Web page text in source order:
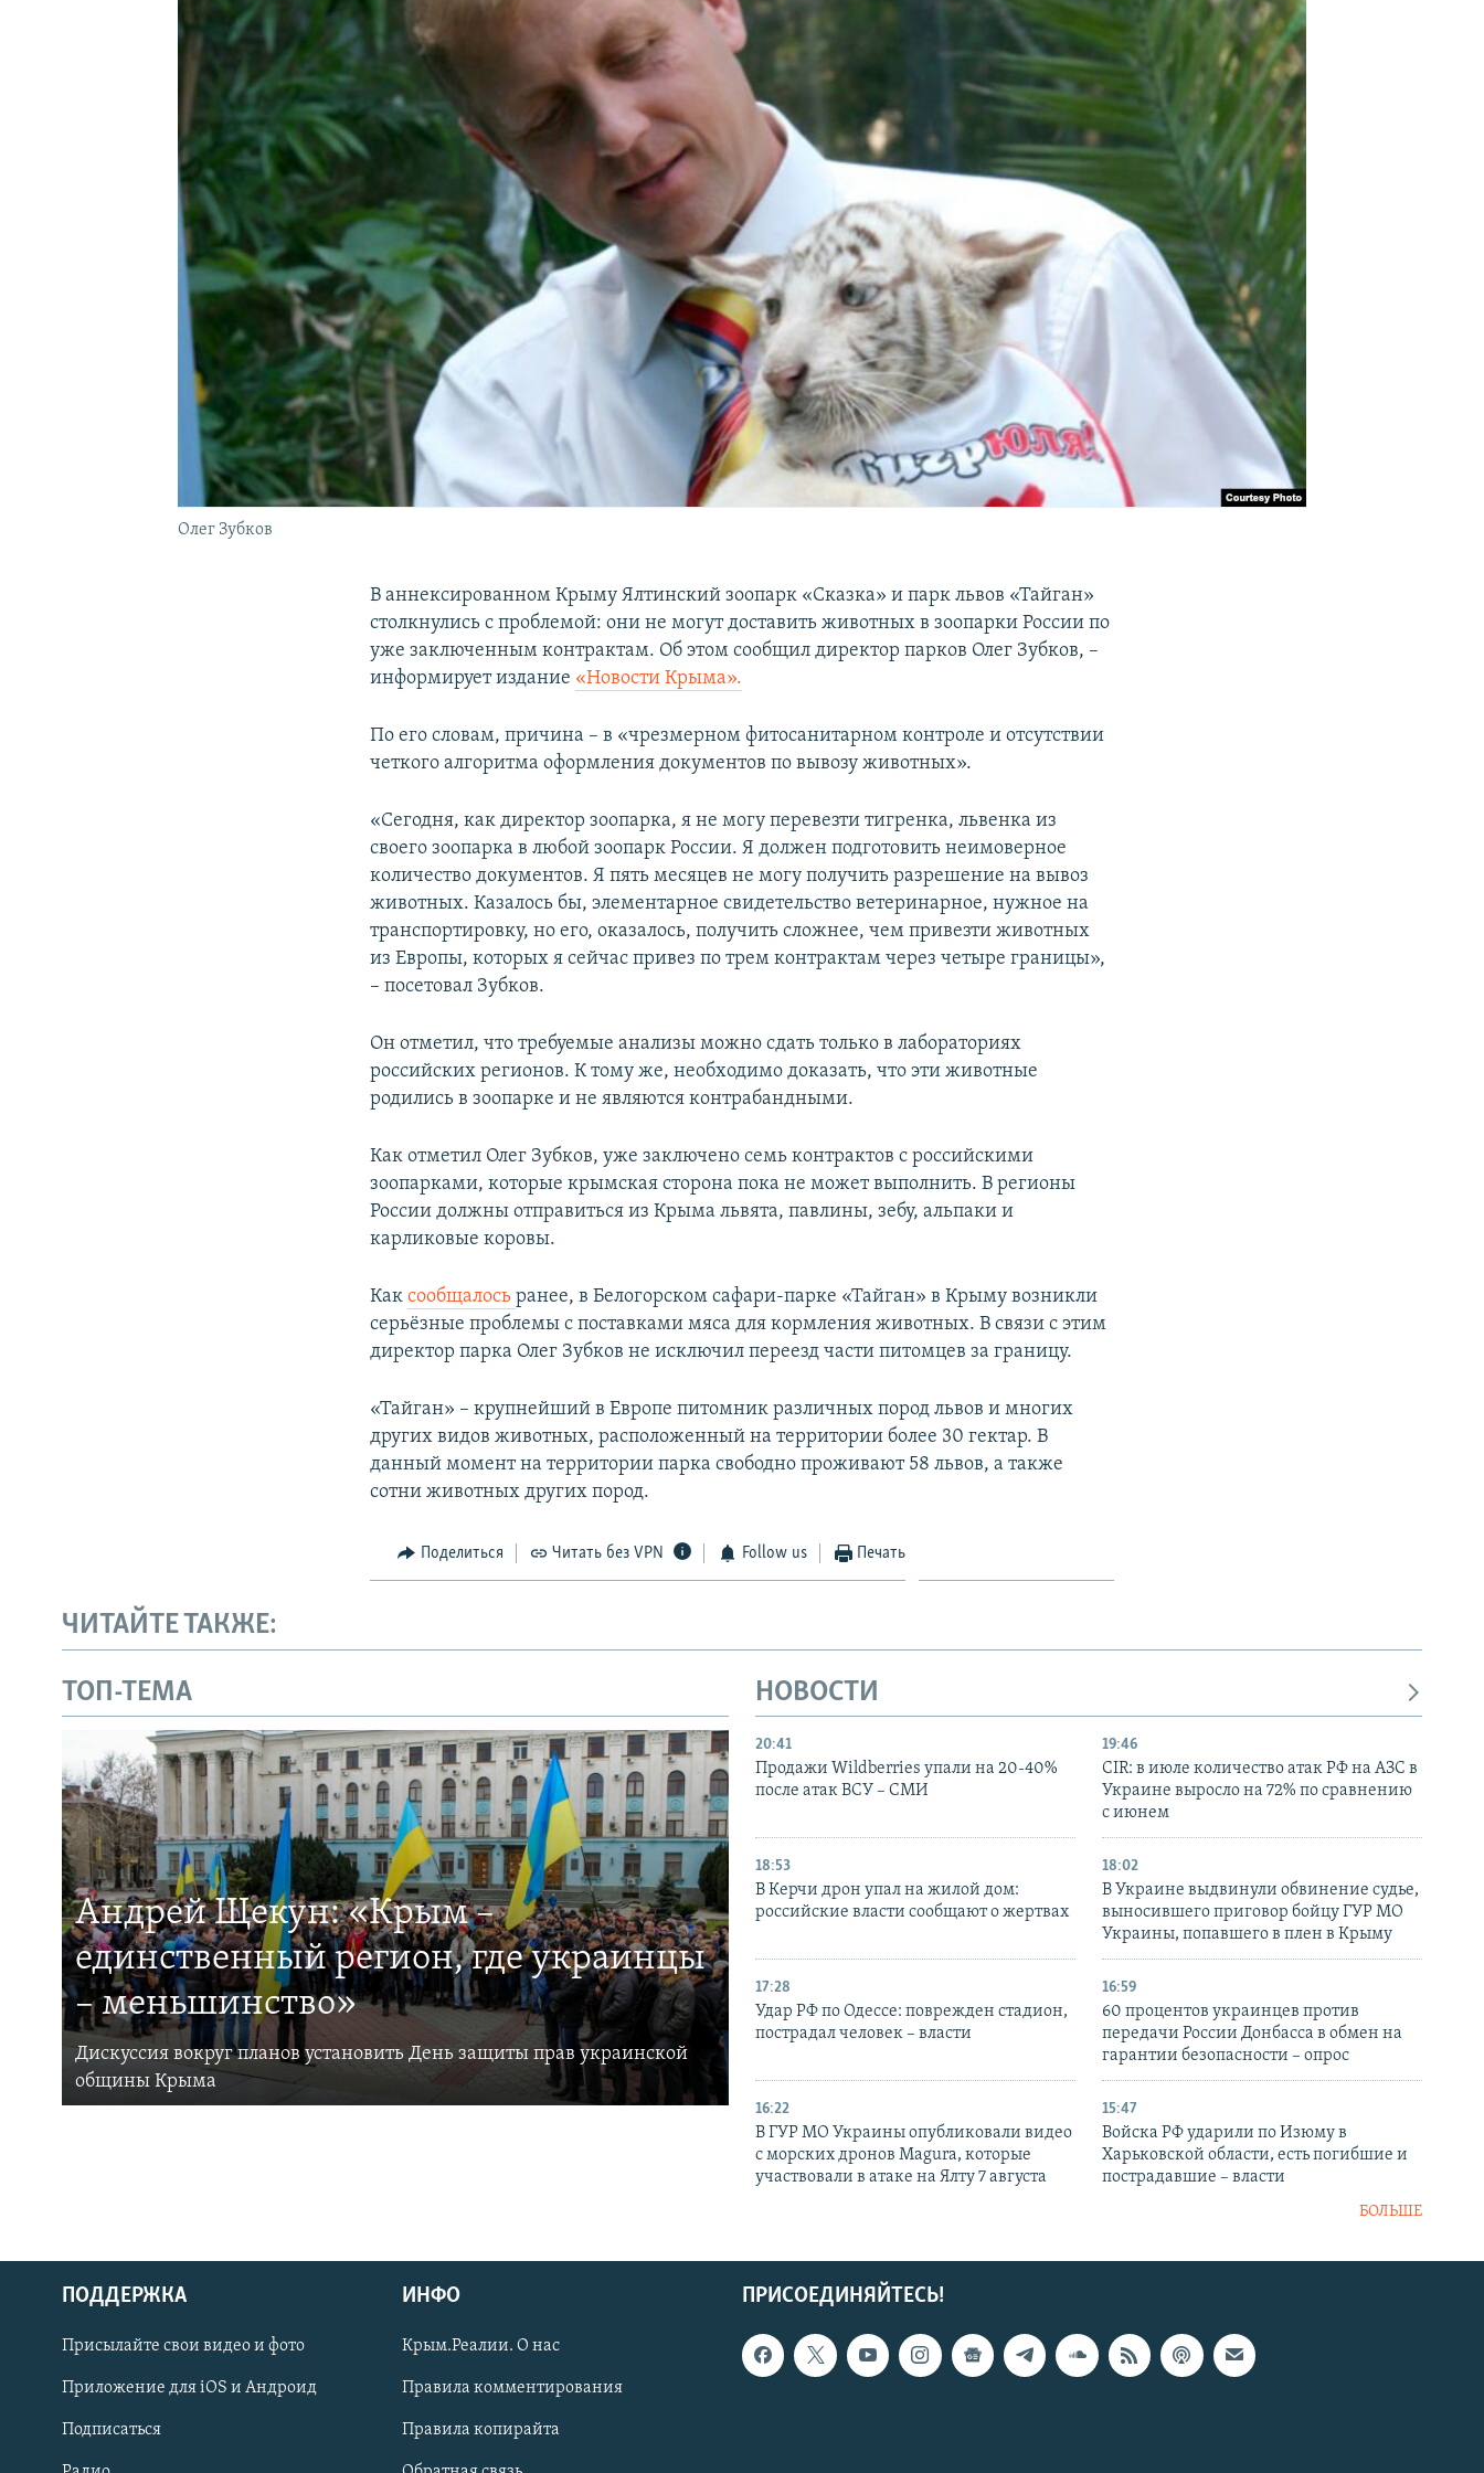
КРЫМ.НЕПОКОРЕННЫЙ
УКРАИНСКАЯ ПРОБЛЕМА КРЫМА
Українською
Qırımtatar
ПРИСОЕДИНЯЙТЕСЬ!
Олег Зубков
В аннексированном Крыму Ялтинский зоопарк «Сказка» и парк львов «Тайган»
столкнулись с проблемой: они не могут доставить животных в зоопарки России по
уже заключенным контрактам. Об этом сообщил директор парков Олег Зубков, –
информирует издание «Новости Крыма».
По его словам, причина – в «чрезмерном фитосанитарном контроле и отсутствии
четкого алгоритма оформления документов по вывозу животных».
«Сегодня, как директор зоопарка, я не могу перевезти тигренка, львенка из
своего зоопарка в любой зоопарк России. Я должен подготовить неимоверное
количество документов. Я пять месяцев не могу получить разрешение на вывоз
животных. Казалось бы, элементарное свидетельство ветеринарное, нужное на
транспортировку, но его, оказалось, получить сложнее, чем привезти животных
из Европы, которых я сейчас привез по трем контрактам через четыре границы»,
– посетовал Зубков.
Он отметил, что требуемые анализы можно сдать только в лабораториях
российских регионов. К тому же, необходимо доказать, что эти животные
родились в зоопарке и не являются контрабандными.
Как отметил Олег Зубков, уже заключено семь контрактов с российскими
зоопарками, которые крымская сторона пока не может выполнить. В регионы
России должны отправиться из Крыма львята, павлины, зебу, альпаки и
карликовые коровы.
Каксообщалосьранее, в Белогорском сафари-парке «Тайган» в Крыму возникли
серьёзные проблемы с поставками мяса для кормления животных. В связи с этим
директор парка Олег Зубков не исключил переезд части питомцев за границу.
«Тайган» – крупнейший в Европе питомник различных пород львов и многих
других видов животных, расположенный на территории более 30 гектар. В
данный момент на территории парка свободно проживают 58 львов, а также
сотни животных других пород.
Поделиться Читать без VPN Follow us Печать
ЧИТАЙТЕ ТАКЖЕ:
ТОП-ТЕМА
Андрей Щекун: «Крым –
единственный регион, где украинцы
– меньшинство»
Дискуссия вокруг планов установить День защиты прав украинской
общины Крыма
НОВОСТИ
20:41
Продажи Wildberries упали на 20-40%
после атак ВСУ – СМИ
19:46
CIR: в июле количество атак РФ на АЗС в
Украине выросло на 72% по сравнению
с июнем
18:53
В Керчи дрон упал на жилой дом:
российские власти сообщают о жертвах
18:02
В Украине выдвинули обвинение судье,
выносившего приговор бойцу ГУР МО
Украины, попавшего в плен в Крыму
17:28
Удар РФ по Одессе: поврежден стадион,
пострадал человек – власти
16:59
60 процентов украинцев против
передачи России Донбасса в обмен на
гарантии безопасности – опрос
16:22
В ГУР МО Украины опубликовали видео
с морских дронов Magura, которые
участвовали в атаке на Ялту 7 августа
15:47
Войска РФ ударили по Изюму в
Харьковской области, есть погибшие и
пострадавшие – власти
БОЛЬШЕ
ПРИСОЕДИНЯЙТЕСЬ!
ПОДДЕРЖКА
Присылайте свои видео и фото
Приложение для iOS и Андроид
Подписаться
ИНФО
Крым.Реалии. О нас
Правила комментирования
Правила копирайта